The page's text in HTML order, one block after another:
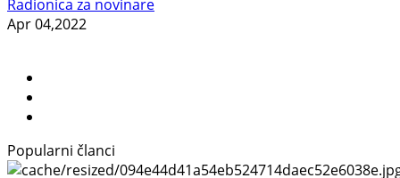
Radionica za novinare
Apr 04,2022
Popularni članci